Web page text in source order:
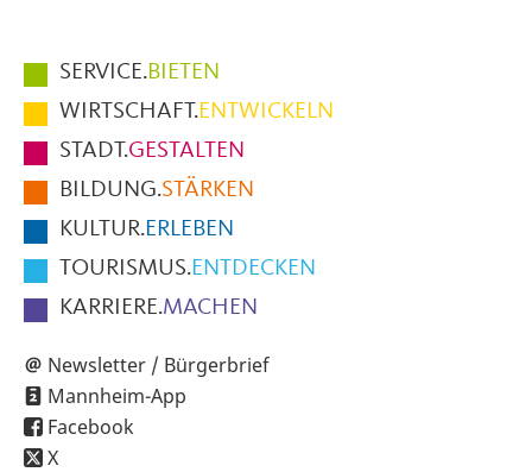
Hauptmenüpunkte
im
Fußbereich
der
Seite
SERVICE.BIETEN
WIRTSCHAFT.ENTWICKELN
STADT.GESTALTEN
BILDUNG.STÄRKEN
KULTUR.ERLEBEN
TOURISMUS.ENTDECKEN
KARRIERE.MACHEN
Newsletter / Bürgerbrief
Mannheim-App
Facebook
X